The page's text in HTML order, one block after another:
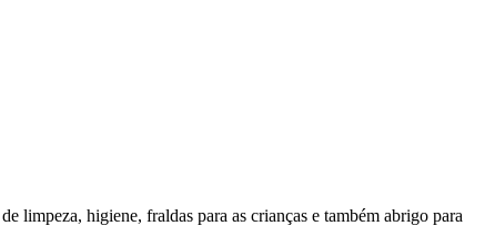
limpeza, higiene, fraldas para as crianças e também abrigo para